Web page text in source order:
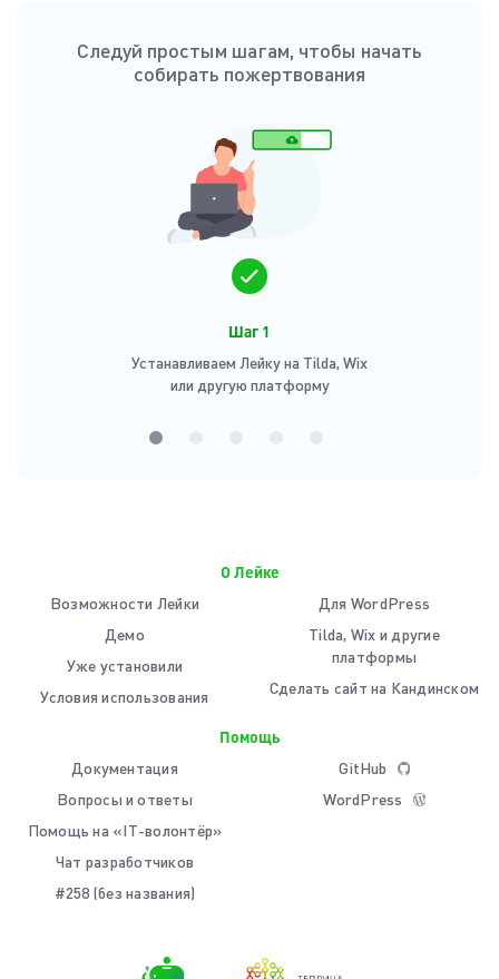
Следуй простым шагам, чтобы начать
собирать пожертвования
Шаг 1
Устанавливаем Лейку на Tilda, Wix
или другую платформу
О Лейке
Возможности Лейки
Демо
Уже установили
Условия использования
Для WordPress
Tilda, Wix и другие
платформы
Сделать сайт на Кандинском
Помощь
Документация
Вопросы и ответы
Помощь на «IT-волонтёр»
Чат разработчиков
#258 (без названия)
GitHub
WordPress